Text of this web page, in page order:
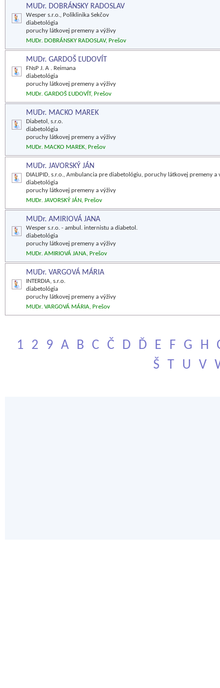
MUDr. DOBRÁNSKY RADOSLAV
Wesper s.r.o., Poliklinika Sekčov
diabetológia
poruchy látkovej premeny a výživy
MUDr. DOBRÁNSKY RADOSLAV, Prešov
MUDr. GARDOŠ ĽUDOVÍT
FNsP J. A . Reimana
diabetológia
poruchy látkovej premeny a výživy
MUDr. GARDOŠ ĽUDOVÍT, Prešov
MUDr. MACKO MAREK
Diabetol, s.r.o.
diabetológia
poruchy látkovej premeny a výživy
MUDr. MACKO MAREK, Prešov
MUDr. JAVORSKÝ JÁN
DIALIPID, s.r.o., Ambulancia pre diabetológiu, poruchy látkovej premeny a
diabetológia
poruchy látkovej premeny a výživy
MUDr. JAVORSKÝ JÁN, Prešov
MUDr. AMIRIOVÁ JANA
Wesper s.r.o. - ambul. internistu a diabetol.
diabetológia
poruchy látkovej premeny a výživy
MUDr. AMIRIOVÁ JANA, Prešov
MUDr. VARGOVÁ MÁRIA
INTERDIA, s.r.o.
diabetológia
poruchy látkovej premeny a výživy
MUDr. VARGOVÁ MÁRIA, Prešov
1 2 9 A B C Č D Ď E F G H
Š
T U V